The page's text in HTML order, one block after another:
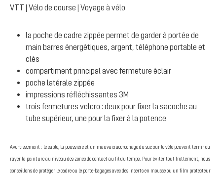
VTT | Vélo de course | Voyage à vélo
la poche de cadre zippée permet de garder à portée de
main barres énergétiques, argent, téléphone portable et
clés
compartiment principal avec fermeture éclair
poche latérale zippée
impressions réfléchissantes 3M
trois fermetures velcro : deux pour fixer la sacoche au
tube supérieur, une pour la fixer à la potence
Avertissement : le sable, la poussière et un mauvais accrochage du sac sur le vélo peuvent ternir ou
rayer la peinture au niveau des zones de contact au fil du temps. Pour éviter tout frottement, nous
conseillons de protéger le cadre ou le porte-bagages avec des inserts en mousse ou un film protecteur